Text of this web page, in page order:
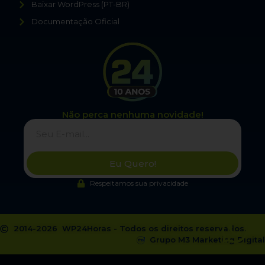
Baixar WordPress (PT-BR)
Documentação Oficial
Não perca nenhuma novidade!
Eu Quero!
Respeitamos sua privacidade
2014-2026 WP24Horas - Todos os direitos reservados.
Grupo M3 Marketing Digital